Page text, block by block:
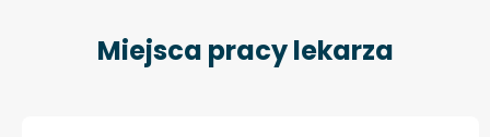
Miejsca pracy lekarza